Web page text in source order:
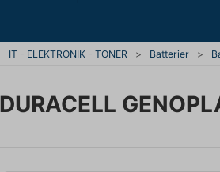
IT - ELEKTRONIK - TONER Batterier